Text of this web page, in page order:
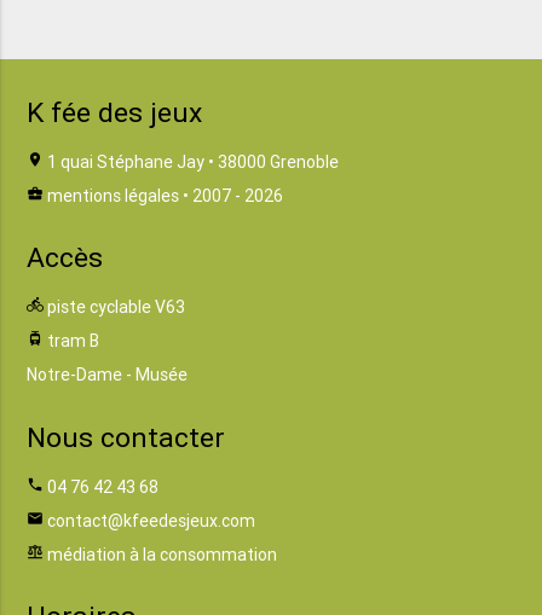
K fée des jeux
location_on 1 quai Stéphane Jay • 38000 Grenoble
business_center mentions légales • 2007 - 2026
Accès
directions_bike piste cyclable V63
tram tram B
Notre-Dame - Musée
Nous contacter
phone 04 76 42 43 68
email contact@kfeedesjeux.com
balance médiation à la consommation